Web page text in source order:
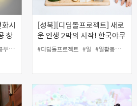
시
창
법
부 #유튜브특강 #인생설계 #일활동지원사업
[성북][디딤돌프로젝트] 새로
운 인생 2막의 시작! 한국야쿠
르트 프레시매니저 양성과정
(8월9일 개강)
#디딤돌프로젝트 #일 #일활동지원사업